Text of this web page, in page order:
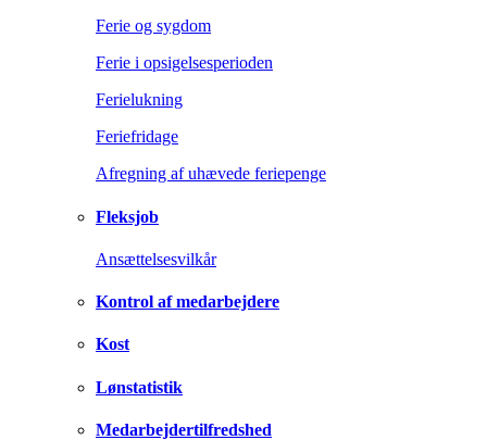
Ferie og sygdom
Ferie i opsigelsesperioden
Ferielukning
Feriefridage
Afregning af uhævede feriepenge
Fleksjob
Ansættelsesvilkår
Kontrol af medarbejdere
Kost
Lønstatistik
Medarbejdertilfredshed